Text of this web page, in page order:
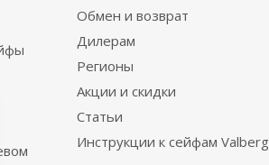
Обмен и возврат
Дилерам
Регионы
Акции и скидки
Статьи
Инструкции к сейфам Valberg